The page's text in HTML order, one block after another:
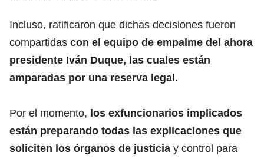
Incluso, ratificaron que dichas decisiones fueron
compartidas con el equipo de empalme del ahora
presidente Iván Duque, las cuales están
amparadas por una reserva legal.
Por el momento, los exfuncionarios implicados
están preparando todas las explicaciones que
soliciten los órganos de justicia y control para